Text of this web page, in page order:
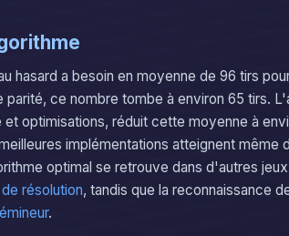
hasard a besoin en moyenne de 96 tirs
parité, ce nombre tombe à environ 65 tirs.
optimisations, réduit cette moyenne à
implémentations atteignent même
optimal se retrouve dans d'autres
résolution, tandis que la reconnaissance
.